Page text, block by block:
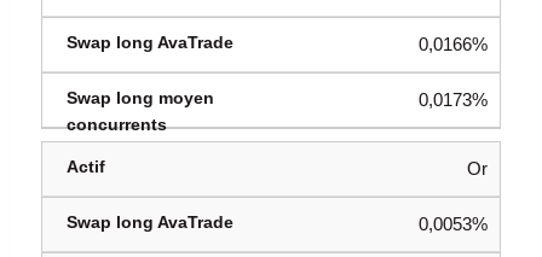
0,0166%
0,0173%
Or
0,0053%